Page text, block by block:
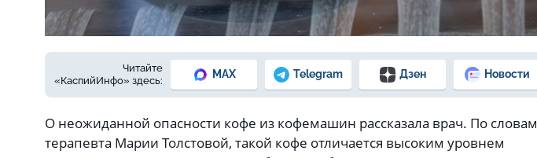
Фото: Елены Зимней
Читайте
«КаспийИнфо» здесь:
MAX Telegram Дзен Новости
О неожиданной опасности кофе из кофемашин рассказала врач. По словам
терапевта Марии Толстовой, такой кофе отличается высоким уровнем